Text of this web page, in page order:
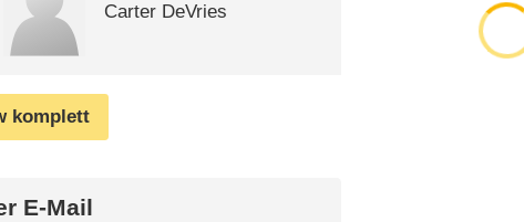
Carter DeVries
komplett
E-Mail